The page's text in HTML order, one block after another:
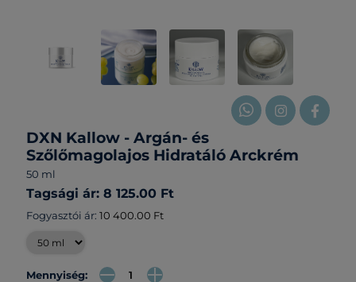
DXN Kallow - Argán- és
Szőlőmagolajos Hidratáló Arckrém
50 ml
Tagsági ár: 8 125.00 Ft
Fogyasztói ár: 10 400.00 Ft
Mennyiség: